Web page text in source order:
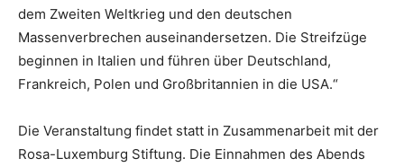
dem Zweiten Weltkrieg und den deutschen
Massenverbrechen auseinandersetzen. Die Streifzüge
beginnen in Italien und führen über Deutschland,
Frankreich, Polen und Großbritannien in die USA.“
Die Veranstaltung findet statt in Zusammenarbeit mit der
Rosa-Luxemburg Stiftung. Die Einnahmen des Abends